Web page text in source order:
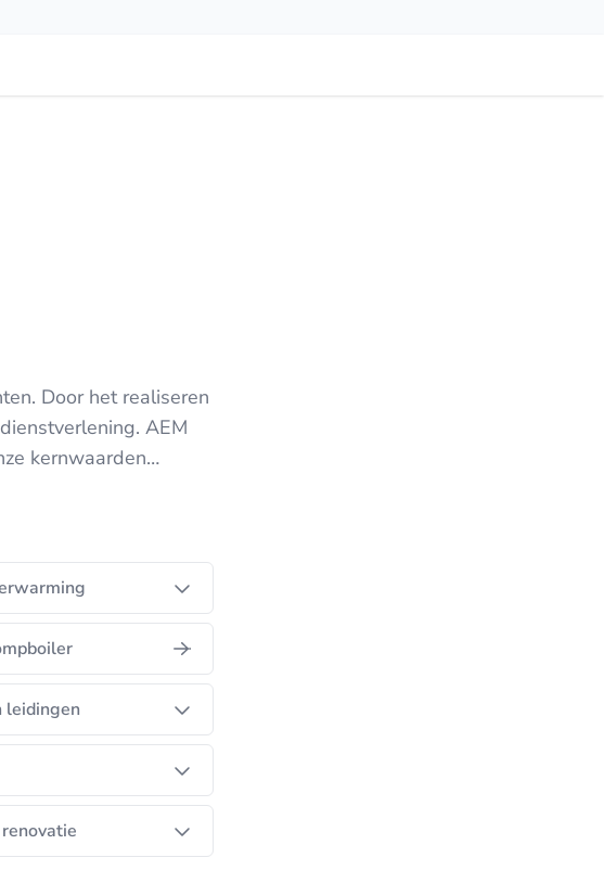
Door het realiseren
AEM
kernwaarden
leidingen